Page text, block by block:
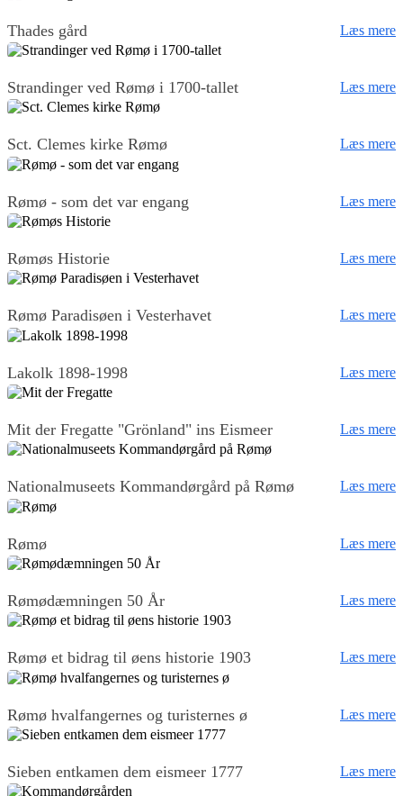
Thades gård Læs mere
Strandinger ved Rømø i 1700-tallet Læs mere
Sct. Clemes kirke Rømø Læs mere
Rømø - som det var engang Læs mere
Rømøs Historie Læs mere
Rømø Paradisøen i Vesterhavet Læs mere
Lakolk 1898-1998 Læs mere
Mit der Fregatte "Grönland" ins Eismeer Læs mere
Nationalmuseets Kommandørgård på Rømø Læs mere
Rømø Læs mere
Rømødæmningen 50 År Læs mere
Rømø et bidrag til øens historie 1903 Læs mere
Rømø hvalfangernes og turisternes ø Læs mere
Sieben entkamen dem eismeer 1777 Læs mere